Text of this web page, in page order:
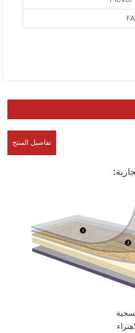
تفاصيل المنتج